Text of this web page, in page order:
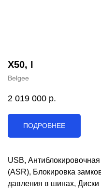
X50, I
Belgee
2 019 000 р.
ПОДРОБНЕЕ
USB,
(ASR), Блокировка
давления в шинах, Диски